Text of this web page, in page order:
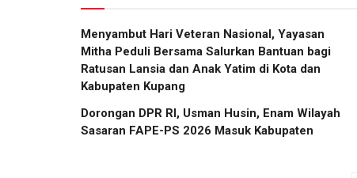
​Menyambut Hari Veteran Nasional, Yayasan
Mitha Peduli Bersama Salurkan Bantuan bagi
Ratusan Lansia dan Anak Yatim di Kota dan
Kabupaten Kupang
Dorongan DPR RI, Usman Husin, Enam Wilayah
Sasaran FAPE-PS 2026 Masuk Kabupaten